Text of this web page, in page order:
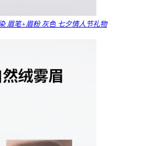
眉笔+眉粉 灰色 七夕情人节礼物